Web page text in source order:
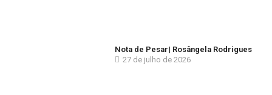
Nota de Pesar| Rosângela Rodrigues
27 de julho de 2026